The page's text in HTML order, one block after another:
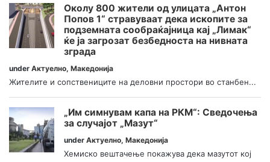
Околу 800 жители од улицата „Антон
Попов 1“ стравуваат дека ископите за
подземната сообраќајница кај „Лимак“
ќе ја загрозат безбедноста на нивната
зграда
under Актуелно, Македонија
Жителите и сопствениците на деловни простори во станбен...
„Им симнувам капа на РКМ“: Сведочења
за случајот „Мазут“
under Актуелно, Македонија
Хемиско вештачење покажува дека мазутот кој